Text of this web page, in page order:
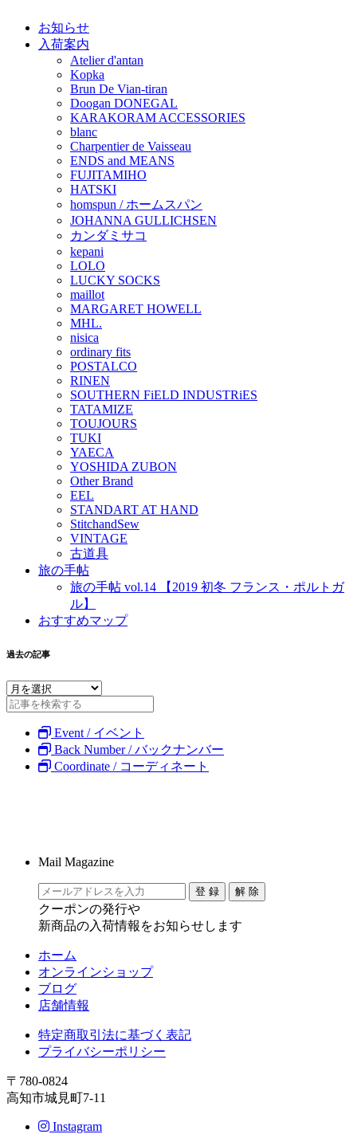
お知らせ
入荷案内
Atelier d'antan
Kopka
Brun De Vian-tiran
Doogan DONEGAL
KARAKORAM ACCESSORIES
blanc
Charpentier de Vaisseau
ENDS and MEANS
FUJITAMIHO
HATSKI
homspun / ホームスパン
JOHANNA GULLICHSEN
カンダミサコ
kepani
LOLO
LUCKY SOCKS
maillot
MARGARET HOWELL
MHL.
nisica
ordinary fits
POSTALCO
RINEN
SOUTHERN FiELD INDUSTRiES
TATAMIZE
TOUJOURS
TUKI
YAECA
YOSHIDA ZUBON
Other Brand
EEL
STANDART AT HAND
StitchandSew
VINTAGE
古道具
旅の手帖
旅の手帖 vol.14 【2019 初冬 フランス・ポルトガ
ル】
おすすめマップ
過去の記事
Event / イベント
Back Number / バックナンバー
Coordinate / コーディネート
Mail Magazine
クーポンの発行や
新商品の入荷情報をお知らせします
ホーム
オンラインショップ
ブログ
店舗情報
特定商取引法に基づく表記
プライバシーポリシー
〒780-0824
高知市城見町7-11
Instagram